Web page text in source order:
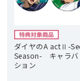
ダイヤのA actⅡ-
Season- キャラバ
ション